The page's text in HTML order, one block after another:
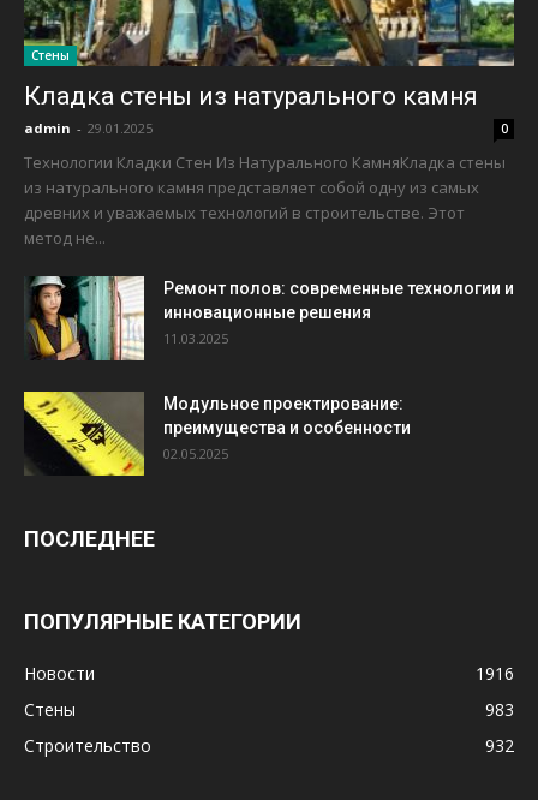
Стены
Кладка стены из натурального камня
admin - 29.01.2025 0
Технологии Кладки Стен Из Натурального КамняКладка стены
из натурального камня представляет собой одну из самых
древних и уважаемых технологий в строительстве. Этот
метод не...
Ремонт полов: современные технологии и
инновационные решения
11.03.2025
Модульное проектирование:
преимущества и особенности
02.05.2025
ПОСЛЕДНЕЕ
ПОПУЛЯРНЫЕ КАТЕГОРИИ
Новости
1916
Стены
983
Строительство
932